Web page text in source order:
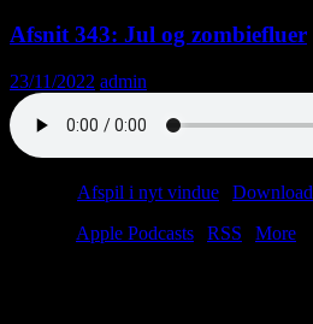
Afsnit 343: Jul og zombiefluer
23/11/2022 admin
Afspil i nyt vindue Download
Apple Podcasts RSS
More